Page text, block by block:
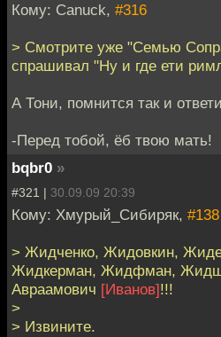
Кому: Canuck, #316
> Смотрите уже "Семью
спрашивал "Ну и где ети
А Тони, помнится так и
-Перед тобой, ёб твою мать!
bqbr0 »
#321 | 30.09.09 20:39
Кому: Хмурый_Сибиряк, #138
> Жидченко, Жидовкин,
Жидкерман, Жидфман,
Авраамович [Иванов]!!!
>
> Извините.